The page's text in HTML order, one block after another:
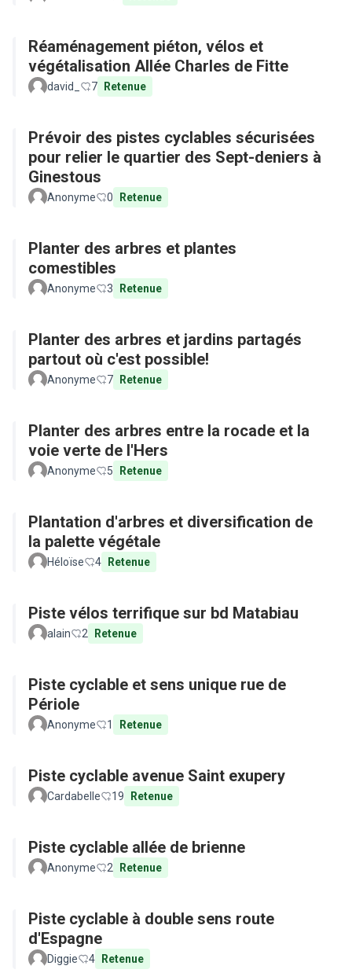
Réaménagement piéton, vélos et
végétalisation Allée Charles de Fitte
david_ 7 Retenue
Prévoir des pistes cyclables sécurisées
pour relier le quartier des Sept-deniers à
Ginestous
Anonyme 0 Retenue
Planter des arbres et plantes
comestibles
Anonyme 3 Retenue
Planter des arbres et jardins partagés
partout où c'est possible!
Anonyme 7 Retenue
Planter des arbres entre la rocade et la
voie verte de l'Hers
Anonyme 5 Retenue
Plantation d'arbres et diversification de
la palette végétale
Héloïse 4 Retenue
Piste vélos terrifique sur bd Matabiau
alain 2 Retenue
Piste cyclable et sens unique rue de
Périole
Anonyme 1 Retenue
Piste cyclable avenue Saint exupery
Cardabelle 19 Retenue
Piste cyclable allée de brienne
Anonyme 2 Retenue
Piste cyclable à double sens route
d'Espagne
Diggie 4 Retenue